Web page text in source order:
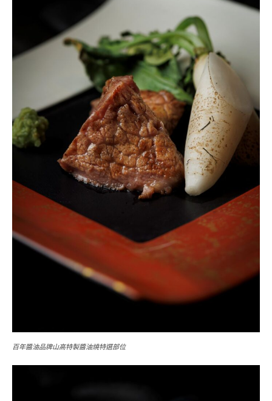
百年醬油品牌山高特製醬油燒特選部位